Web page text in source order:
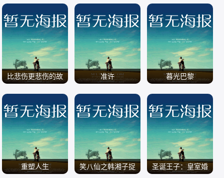
/ / /
比悲伤更悲伤的故
/
准许
/
暮光巴黎
/
重塑人生
笑八仙之韩湘子捉
圣诞王子：皇室婚